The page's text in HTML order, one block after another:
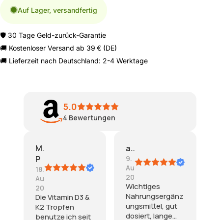
Auf Lager, versandfertig
🛡️ 30 Tage Geld-zurück-Garantie
🚚 Kostenloser Versand ab 39 € (DE)
🚚 Lieferzeit nach Deutschland: 2-4 Werktage
5.0
4 Bewertungen
Mr.
P
18.
August
2025
Die Vitamin D3 &
K2 Tropfen
benutze ich seit
agkre
9.
August
2025
Wichtiges
Nahrungsergänz
ungsmittel, gut
dosiert, lange